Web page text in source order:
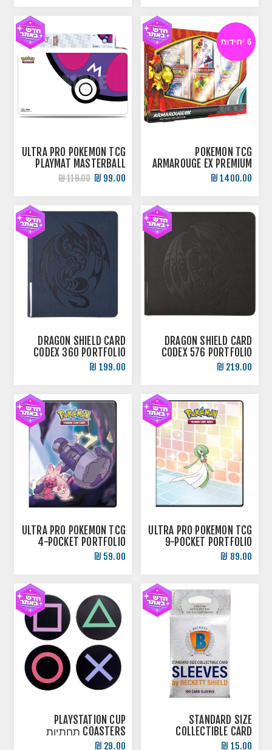
POKEMON TCG
ARMAROUGE EX PREMIUM
COLLECTION X 6 UNITS
1400.00 ₪
ULTRA PRO POKEMON TCG
PLAYMAT MASTERBALL
משטח משחק
99.00 ₪
119.00 ₪
DRAGON SHIELD CARD
CODEX 576 PORTFOLIO
BINDER ביינדר קלפי 219.00 ₪
DRAGON SHIELD CARD
CODEX 360 PORTFOLIO
BINDER ביינדר קלפי 199.00 ₪
ULTRA PRO POKEMON TCG
9-POCKET PORTFOLIO
BINDER ביינדר קלפי
89.00 ₪
ULTRA PRO POKEMON TCG
4-POCKET PORTFOLIO
BINDER ביינדר קלפי
59.00 ₪
STANDARD SIZE
COLLECTIBLE CARD
SLEEVES BY BECKETT
15.00 ₪
PLAYSTATION CUP
COASTERS תחתיות
כוסות
29.00 ₪